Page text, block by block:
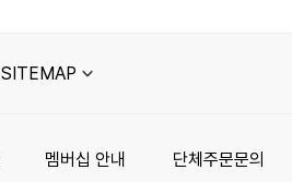
SITEMAP
멤버십 안내 단체주문문의